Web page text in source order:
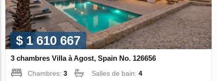
$ 1 610 667
3 chambres Villa à Agost, Spain No. 126656
Chambres:3 Salles de bain:4